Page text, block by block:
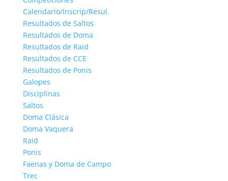
Calendario/Inscrip/Resul.
Resultados de Saltos
Resultados de Doma
Resultados de Raid
Resultados de CCE
Resultados de Ponis
Galopes
Disciplinas
Saltos
Doma Clásica
Doma Vaquera
Raid
Ponis
Faenas y Doma de Campo
Trec